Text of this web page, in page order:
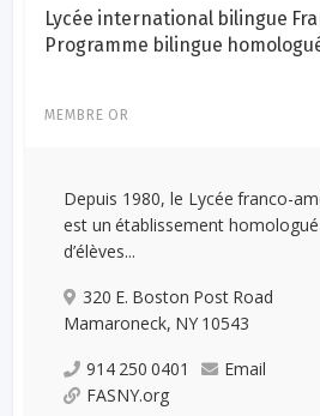
Lycée international bilingue
Programme bilingue
MEMBRE OR
Depuis 1980, le Lycée franco-
est un établissement
d’élèves...
320 E. Boston Post Road
Mamaroneck, NY 10543
914 250 0401
Email
FASNY.org